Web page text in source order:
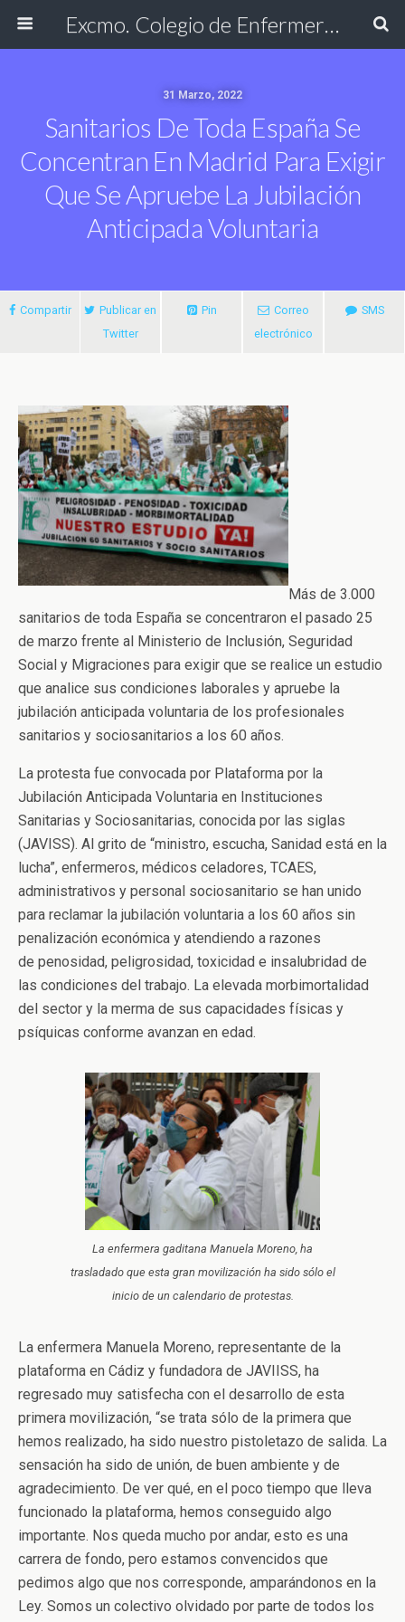
Excmo. Colegio de Enfermería de Cádiz
31 Marzo, 2022
Sanitarios De Toda España Se
Concentran En Madrid Para Exigir
Que Se Apruebe La Jubilación
Anticipada Voluntaria
Compartir
Publicar en
Twitter
Pin
Correo
electrónico
SMS
Más de 3.000
sanitarios de toda España se concentraron el pasado 25
de marzo frente al Ministerio de Inclusión, Seguridad
Social y Migraciones para exigir que se realice un estudio
que analice sus condiciones laborales y apruebe la
jubilación anticipada voluntaria de los profesionales
sanitarios y sociosanitarios a los 60 años.
La protesta fue convocada por Plataforma por la
Jubilación Anticipada Voluntaria en Instituciones
Sanitarias y Sociosanitarias, conocida por las siglas
(JAVISS). Al grito de “ministro, escucha, Sanidad está en la
lucha”, enfermeros, médicos celadores, TCAES,
administrativos y personal sociosanitario se han unido
para reclamar la jubilación voluntaria a los 60 años sin
penalización económica y atendiendo a razones
de penosidad, peligrosidad, toxicidad e insalubridad de
las condiciones del trabajo. La elevada morbimortalidad
del sector y la merma de sus capacidades físicas y
psíquicas conforme avanzan en edad.
La enfermera gaditana Manuela Moreno, ha
trasladado que esta gran movilización ha sido sólo el
inicio de un calendario de protestas.
La enfermera Manuela Moreno, representante de la
plataforma en Cádiz y fundadora de JAVIISS, ha
regresado muy satisfecha con el desarrollo de esta
primera movilización, “se trata sólo de la primera que
hemos realizado, ha sido nuestro pistoletazo de salida. La
sensación ha sido de unión, de buen ambiente y de
agradecimiento. De ver qué, en el poco tiempo que lleva
funcionado la plataforma, hemos conseguido algo
importante. Nos queda mucho por andar, esto es una
carrera de fondo, pero estamos convencidos que
pedimos algo que nos corresponde, amparándonos en la
Ley. Somos un colectivo olvidado por parte de todos los